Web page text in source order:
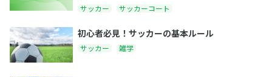
サッカー サッカーコート
初心者必見！サッカーの基本ルール
サッカー 雑学